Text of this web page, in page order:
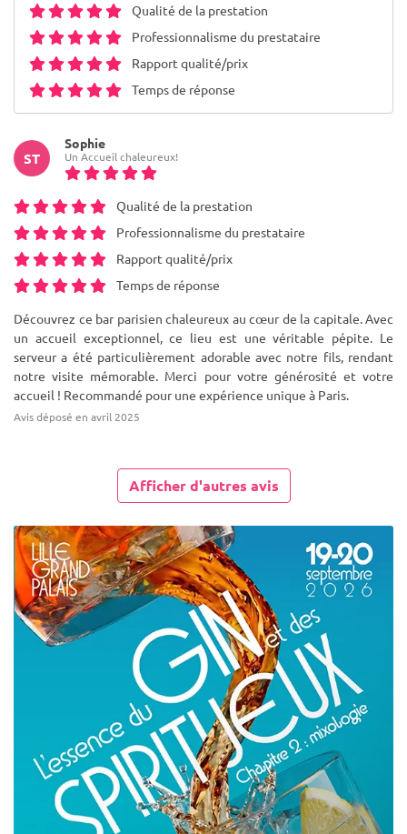
Qualité de la prestation
Professionnalisme du prestataire
Rapport qualité/prix
Temps de réponse
ST
Sophie
Un Accueil chaleureux!
Qualité de la prestation
Professionnalisme du prestataire
Rapport qualité/prix
Temps de réponse
Découvrez ce bar parisien chaleureux au cœur de la capitale. Avec
un accueil exceptionnel, ce lieu est une véritable pépite. Le
serveur a été particulièrement adorable avec notre fils, rendant
notre visite mémorable. Merci pour votre générosité et votre
accueil ! Recommandé pour une expérience unique à Paris.
Avis déposé en avril 2025
Afficher d'autres avis